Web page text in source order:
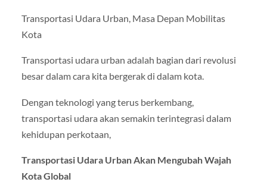
Transportasi Udara Urban, Masa Depan Mobilitas
Kota
Transportasi udara urban adalah bagian dari revolusi
besar dalam cara kita bergerak di dalam kota.
Dengan teknologi yang terus berkembang,
transportasi udara akan semakin terintegrasi dalam
kehidupan perkotaan,
Transportasi Udara Urban Akan Mengubah Wajah
Kota Global